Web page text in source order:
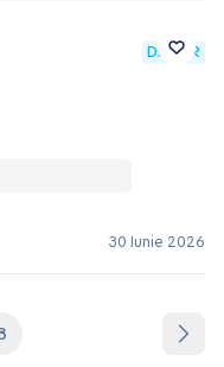
DEALER
30 Iunie 2026